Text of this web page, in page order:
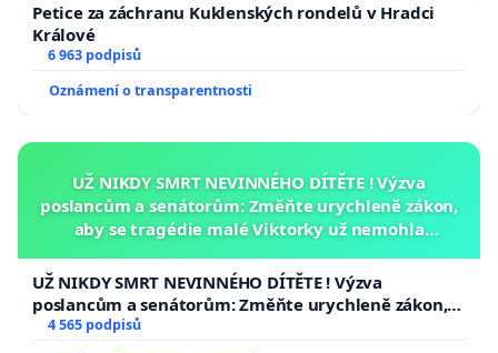
Petice za záchranu Kuklenských rondelů v Hradci
Králové
6 963 podpisů
Oznámení o transparentnosti
UŽ NIKDY SMRT NEVINNÉHO DÍTĚTE ! Výzva
poslancům a senátorům: Změňte urychleně zákon,
aby se tragédie malé Viktorky už nemohla
UŽ NIKDY SMRT NEVINNÉHO DÍTĚTE ! Výzva
poslancům a senátorům: Změňte urychleně zákon,
aby se tragédie malé Viktorky už nemohla opakovat!
4 565 podpisů